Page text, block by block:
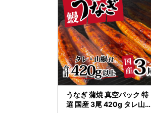
うなぎ 蒲焼 真空パック 特
選 国産 3尾 420g タレ山椒